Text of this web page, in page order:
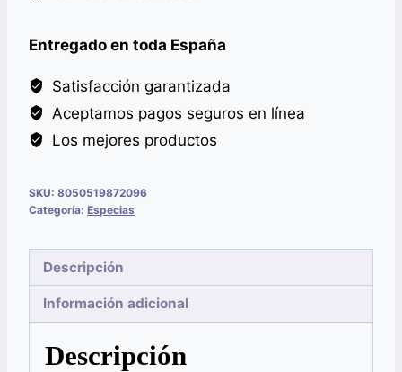
BABA
1KG
cantidad
Entregado en toda España
Satisfacción garantizada
Aceptamos pagos seguros en línea
Los mejores productos
SKU: 8050519872096
Categoría: Especias
Descripción
Información adicional
Descripción